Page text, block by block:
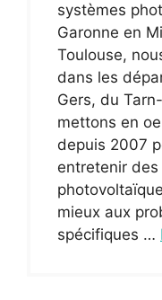
systèmes
Garonne en
Toulouse,
dans les
Gers, du
mettons en
depuis 2007
entretenir
mieux aux
spécifiques …